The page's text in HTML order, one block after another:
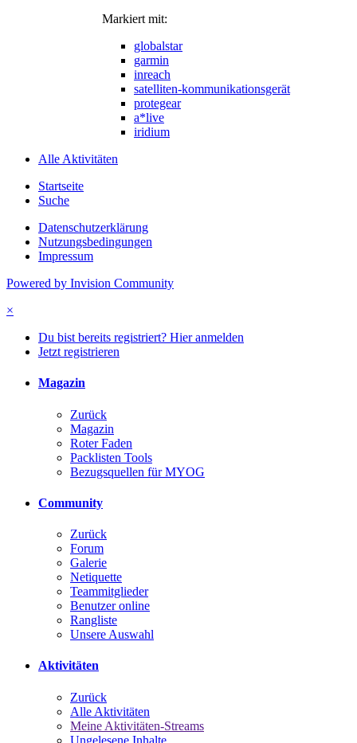
Markiert mit:
globalstar
garmin
inreach
satelliten-kommunikationsgerät
protegear
a*live
iridium
Alle Aktivitäten
Startseite
Suche
Datenschutzerklärung
Nutzungsbedingungen
Impressum
Powered by Invision Community
×
Du bist bereits registriert? Hier anmelden
Jetzt registrieren
Magazin
Zurück
Magazin
Roter Faden
Packlisten Tools
Bezugsquellen für MYOG
Community
Zurück
Forum
Galerie
Netiquette
Teammitglieder
Benutzer online
Rangliste
Unsere Auswahl
Aktivitäten
Zurück
Alle Aktivitäten
Meine Aktivitäten-Streams
Ungelesene Inhalte